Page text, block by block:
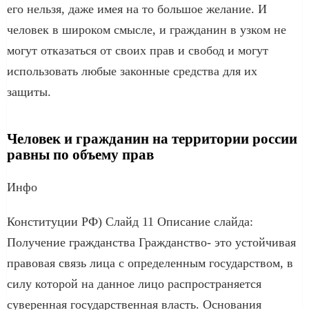
его нельзя, даже имея на то большое желание. И
человек в широком смысле, и гражданин в узком не
могут отказаться от своих прав и свобод и могут
использовать любые законные средства для их
защиты.
Человек и гражданин на территории россии
равны по объему прав
Инфо
Конституции РФ) Слайд 11 Описание слайда:
Получение гражданства Гражданство- это устойчивая
правовая связь лица с определенным государством, в
силу которой на данное лицо распространяется
суверенная государственная власть. Основания